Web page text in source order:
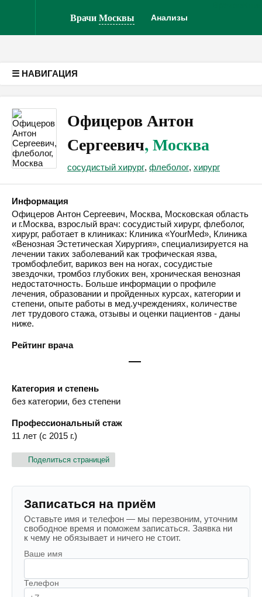
ВрачиМосквы Анализы
☰ НАВИГАЦИЯ
Офицеров Антон
Сергеевич, Москва
сосудистый хирург, флеболог, хирург
Информация
Офицеров Антон Сергеевич, Москва, Московская область
и г.Москва, взрослый врач: сосудистый хирург, флеболог,
хирург, работает в клиниках: Клиника «YourMed», Клиника
«Венозная Эстетическая Хирургия», специализируется на
лечении таких заболеваний как трофическая язва,
тромбофлебит, варикоз вен на ногах, сосудистые
звездочки, тромбоз глубоких вен, хроническая венозная
недостаточность. Больше информации о профиле
лечения, образовании и пройденных курсах, категории и
степени, опыте работы в мед.учреждениях, количестве
лет трудового стажа, отзывы и оценки пациентов - даны
ниже.
Рейтинг врача
—
Категория и степень
без категории, без степени
Профессиональный стаж
11 лет (с 2015 г.)
Поделиться страницей
Записаться на приём
Оставьте имя и телефон — мы перезвоним, уточним
свободное время и поможем записаться. Заявка ни
к чему не обязывает и ничего не стоит.
Ваше имя
Телефон